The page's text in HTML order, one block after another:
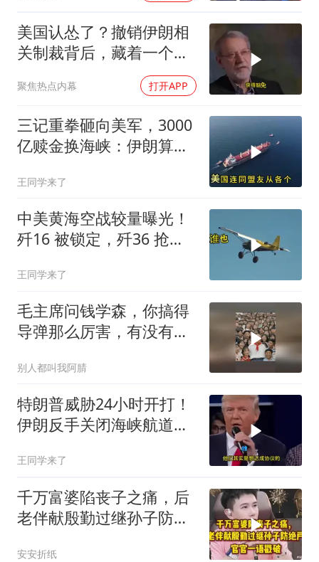
美国认怂了？撤销伊朗相
关制裁背后，藏着一个说
聚焦热点内幕 打开APP
三记重拳砸向美军，3000
亿赎金换海峡：伊朗算准
王同学来了
中美黄海空战较量曝光！
歼16 被锁定，歼36 抢先
王同学来了
毛主席问钱学森，你搞得
导弹那么厉害，有没有办
别人都叫我阿腈
特朗普威胁24小时开打！
伊朗反手关闭海峡航道，
王同学来了
千万富婆陷丧子之痛，后
老伴献殷勤过继孙子防绝
安安折纸